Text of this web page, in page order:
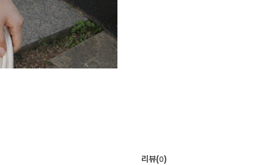
리뷰(0)